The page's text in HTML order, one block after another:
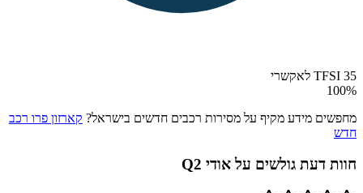
35 TFSI לאקשרי
100%
מחפשים מידע מקיף על מסירות רכבים חדשים בישראל? קארזון פרו רכב
חדש
חוות דעת גולשים על אודי Q2